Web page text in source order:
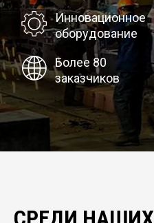
Инновационное
оборудование
Более 80
заказчиков